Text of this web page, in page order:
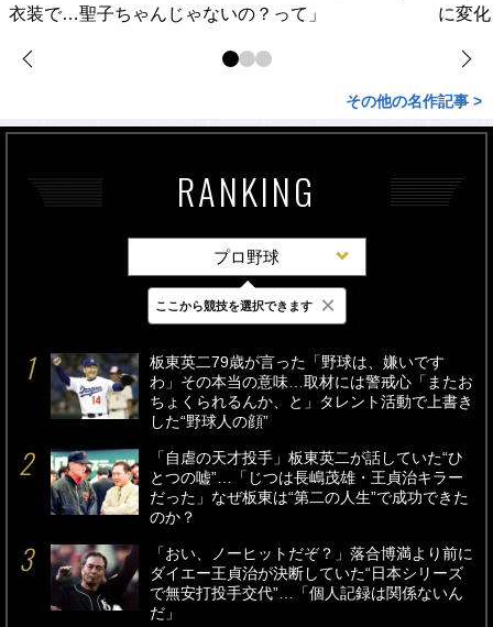
衣装で…聖子ちゃんじゃないの？って」
に変
その他の名作記事 >
RANKING
プロ野球
最新 24時間 週間
板東英二79歳が言った「野球は、嫌いです
わ」その本当の意味…取材には警戒心「またお
ちょくられるんか、と」タレント活動で上書き
した“野球人の顔”
「自虐の天才投手」板東英二が話していた“ひ
とつの嘘”…「じつは長嶋茂雄・王貞治キラー
だった」なぜ板東は“第二の人生”で成功できた
のか？
「おい、ノーヒットだぞ？」落合博満より前に
ダイエー王貞治が決断していた“日本シリーズ
で無安打投手交代”…「個人記録は関係ないん
だ」
ここから競技を選択できます ×